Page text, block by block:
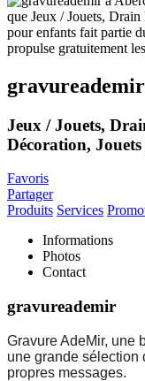
gravureademir
Jeux / Jouets,
Décoration,
Favoris
Partager
Produits Services
Informations
Photos
Contact
gravureademir
Gravure AdeMir, une
une grande sélection
propres messages.